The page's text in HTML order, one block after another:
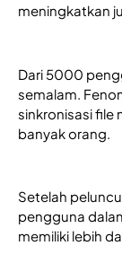
meningkatkan
Dari 5000
semalam.
sinkronisasi file
banyak orang.
Setelah
pengguna
memiliki lebih